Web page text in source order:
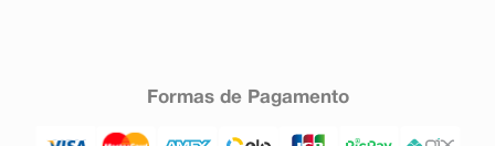
Formas de Pagamento